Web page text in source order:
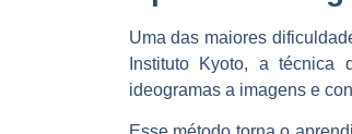
Uma das maiores
Instituto Kyoto, a
ideogramas a imagens e